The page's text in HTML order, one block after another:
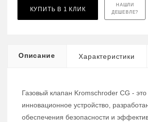
КУПИТЬ В 1 КЛИК
НАШЛИ
ДЕШЕВЛЕ?
Описание Характеристики
Газовый клапан Kromschroder CG - это
инновационное устройство,
обеспечения безопасности и